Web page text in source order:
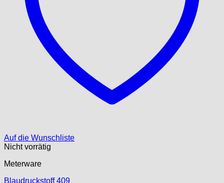
Auf die Wunschliste
Nicht vorrätig
Meterware
Blaudruckstoff 409